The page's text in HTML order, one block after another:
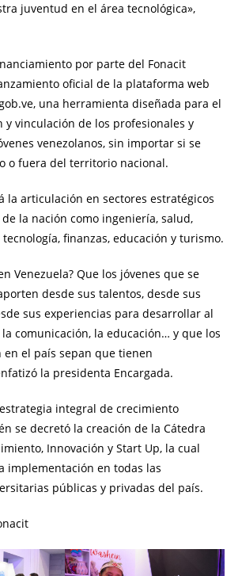
juventud en el área tecnológica»,
por parte del Fonacit
oficial de la plataforma web
una herramienta diseñada para el
y vinculación de los profesionales y
venezolanos, sin importar si se
o fuera del territorio nacional.
la articulación en sectores estratégicos
la nación como ingeniería, salud,
finanzas, educación y turismo.
Venezuela? Que los jóvenes que se
desde sus talentos, desde sus
sus experiencias para desarrollar al
comunicación, la educación… y que los
en el país sepan que tienen
la presidenta Encargada.
integral de crecimiento
se decretó la creación de la Cátedra
Innovación y Start Up, la cual
implementación en todas las
públicas y privadas del país.